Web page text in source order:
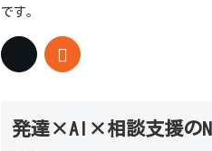
です。
発達×AI×相談支援の